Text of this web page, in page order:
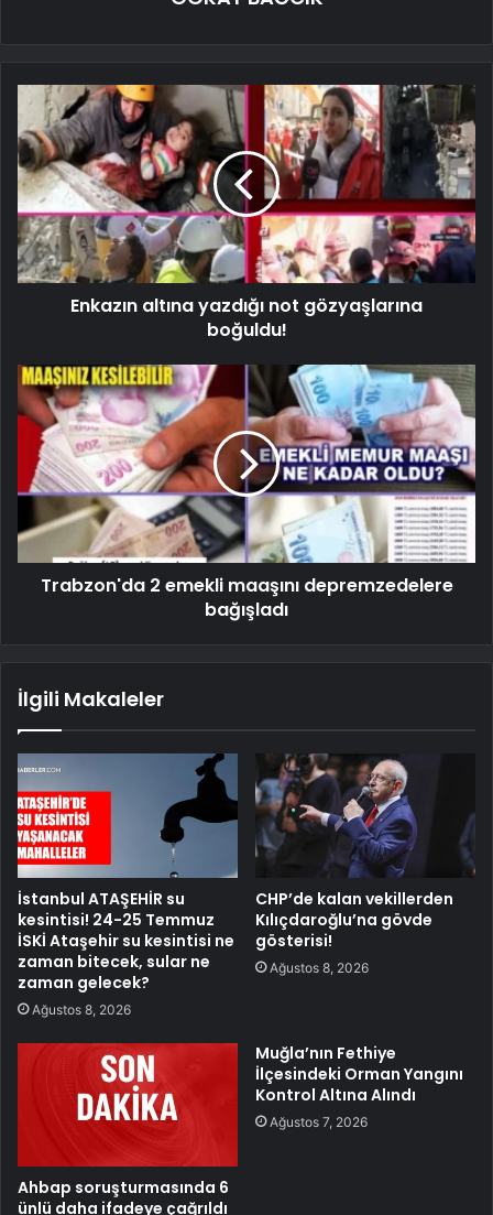
Enkazın altına yazdığı not gözyaşlarına
boğuldu!
Trabzon'da 2 emekli maaşını depremzedelere
bağışladı
İlgili Makaleler
İstanbul ATAŞEHİR su
kesintisi! 24-25 Temmuz
İSKİ Ataşehir su kesintisi ne
zaman bitecek, sular ne
zaman gelecek?
Ağustos 8, 2026
CHP’de kalan vekillerden
Kılıçdaroğlu’na gövde
gösterisi!
Ağustos 8, 2026
Ahbap soruşturmasında 6
ünlü daha ifadeye çağrıldı
Muğla’nın Fethiye
İlçesindeki Orman Yangını
Kontrol Altına Alındı
Ağustos 7, 2026